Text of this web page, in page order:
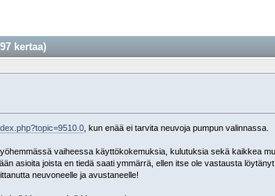
kertaa)
, kun enää ei tarvita neuvoja pumpun valinnassa.
vaiheessa käyttökokemuksia, kulutuksia sekä kaikkea
asioita joista en tiedä saati ymmärrä, ellen itse ole vastausta
neuvoneelle ja avustaneelle!